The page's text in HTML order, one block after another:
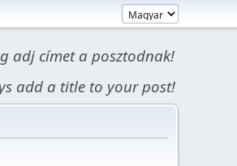
adj címet a posztodnak!
add a title to your post!